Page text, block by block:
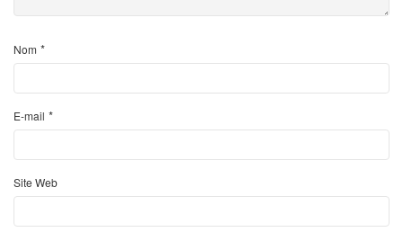
Nom *
E-mail *
Site Web